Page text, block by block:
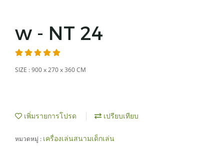
w - NT 24
SIZE : 900 x 270 x 360 CM
เพิ่มรายการโปรด เปรียบเทียบ
หมวดหมู่ : เครื่องเล่นสนามเด็กเล่น